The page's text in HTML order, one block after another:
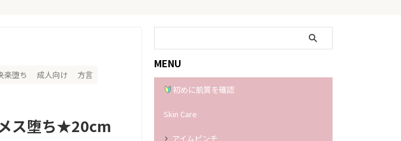
楽堕ち 成人向け
方言
ス堕ち★20cm
MENU
初めに肌質を確認
Skin Care
アイムピンチ